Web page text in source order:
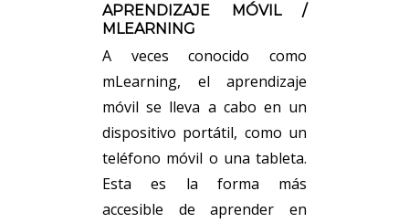
APRENDIZAJE MÓVIL /
MLEARNING
A veces conocido como
mLearning, el aprendizaje
móvil se lleva a cabo en un
dispositivo portátil, como un
teléfono móvil o una tableta.
Esta es la forma más
accesible de aprender en